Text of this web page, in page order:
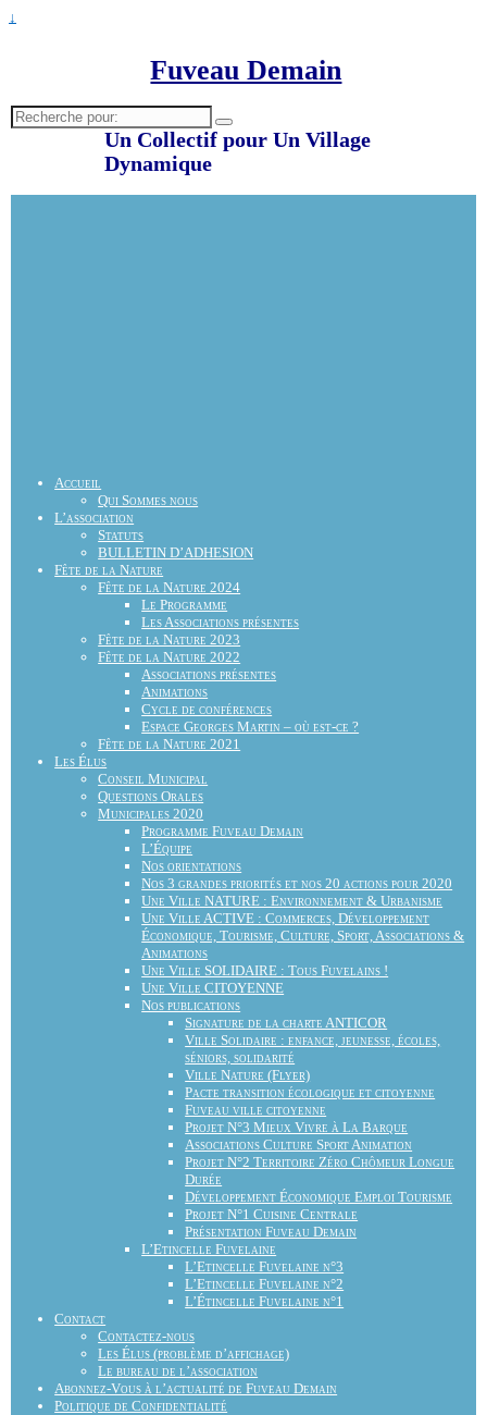
↓
Fuveau Demain
Recherche
pour:
Un Collectif pour Un Village
Dynamique
Accueil
Qui Sommes nous
L’association
Statuts
BULLETIN D’ADHESION
Fête de la Nature
Fête de la Nature 2024
Le Programme
Les Associations présentes
Fête de la Nature 2023
Fête de la Nature 2022
Associations présentes
Animations
Cycle de conférences
Espace Georges Martin – où est-ce ?
Fête de la Nature 2021
Les Élus
Conseil Municipal
Questions Orales
Municipales 2020
Programme Fuveau Demain
L’Équipe
Nos orientations
Nos 3 grandes priorités et nos 20 actions pour 2020
Une Ville NATURE : Environnement & Urbanisme
Une Ville ACTIVE : Commerces, Développement
Économique, Tourisme, Culture, Sport, Associations &
Animations
Une Ville SOLIDAIRE : Tous Fuvelains !
Une Ville CITOYENNE
Nos publications
Signature de la charte ANTICOR
Ville Solidaire : enfance, jeunesse, écoles,
séniors, solidarité
Ville Nature (Flyer)
Pacte transition écologique et citoyenne
Fuveau ville citoyenne
Projet N°3 Mieux Vivre à La Barque
Associations Culture Sport Animation
Projet N°2 Territoire Zéro Chômeur Longue
Durée
Développement Économique Emploi Tourisme
Projet N°1 Cuisine Centrale
Présentation Fuveau Demain
L’Etincelle Fuvelaine
L’Etincelle Fuvelaine n°3
L’Etincelle Fuvelaine n°2
L’Étincelle Fuvelaine n°1
Contact
Contactez-nous
Les Élus (problème d’affichage)
Le bureau de l’association
Abonnez-Vous à l’actualité de Fuveau Demain
Politique de Confidentialité